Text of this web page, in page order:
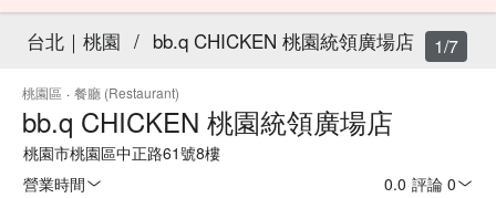
台北｜桃園 / bb.q CHICKEN 桃園統領廣場店
桃園區 · 餐廳 (Restaurant)
bb.q CHICKEN 桃園統領廣場店
桃園市桃園區中正路61號8樓
營業時間
0.0 評論 0
1/7